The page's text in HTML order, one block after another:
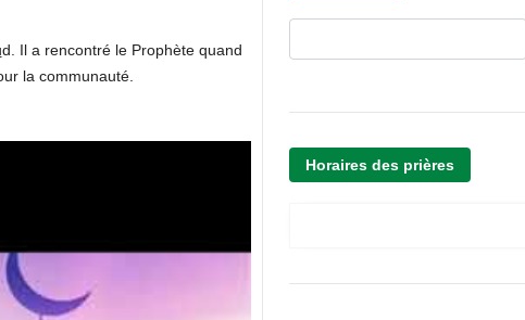
d. Il a rencontré le Prophète quand
la communauté.
Horaires des prières